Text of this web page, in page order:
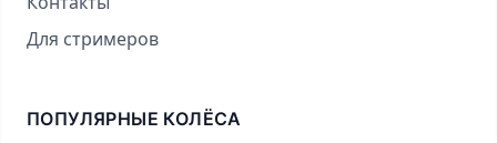
Для стримеров
ПОПУЛЯРНЫЕ КОЛЁСА